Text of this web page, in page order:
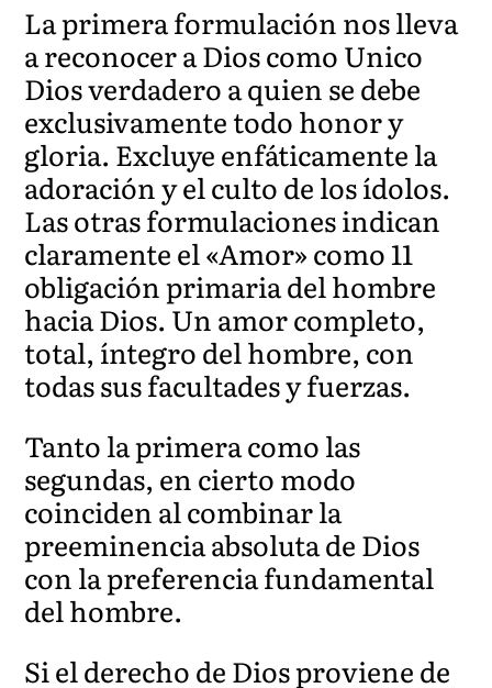
La primera formulación nos lleva
a reconocer a Dios como Unico
Dios verdadero a quien se debe
exclusivamente todo honor y
gloria. Excluye enfáticamente la
adoración y el culto de los ídolos.
Las otras formulaciones indican
claramente el «Amor» como 11
obligación primaria del hombre
hacia Dios. Un amor completo,
total, íntegro del hombre, con
todas sus facultades y fuerzas.
Tanto la primera como las
segundas, en cierto modo
coinciden al combinar la
preeminencia absoluta de Dios
con la preferencia fundamental
del hombre.
Si el derecho de Dios proviene de